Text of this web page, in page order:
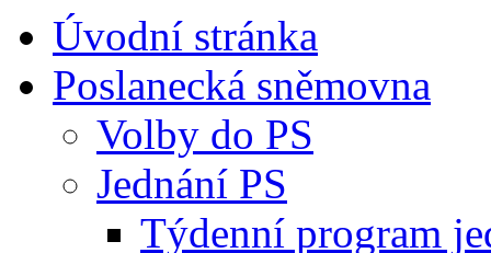
Úvodní stránka
Poslanecká sněmovna
Volby do PS
Jednání PS
Týdenní program